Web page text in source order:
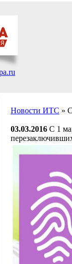
Новости ИТС »
03.03.2016 С 1